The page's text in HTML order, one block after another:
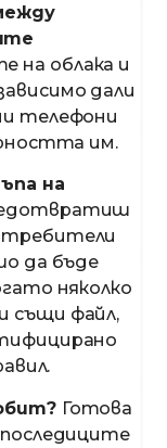
на облака и
дали
телефони
им.
на
да бъде
няколко
същи файл,
Готова